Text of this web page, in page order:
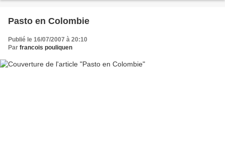
Pasto en Colombie
Publié le 16/07/2007 à 20:10
Par francois pouliquen